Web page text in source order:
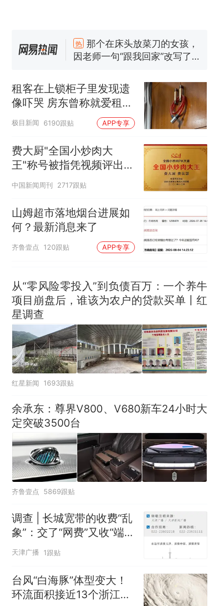
热
那个在床头放菜刀的女孩，
因老师一句“跟我回家”改写了
么？
费大厨“全国小炒肉大王”称
号，仅凭视频评出？中国烹饪
协会回应
男子上山采菌偶然发现鸡枞菌
140多朵
美国渔民钓获鲨鱼徒手将其拽
回大海 目击者直呼震惊 （视频
来源：参考消息）
笔试第一被第二名传话劝弃考
官方通报
因老师一句“跟我回家”改写了
人生
租客在上锁柜子里发现遗
像吓哭 房东曾称就爱租给
男生
极目新闻 6190跟贴 APP专享
费大厨"全国小炒肉大
王"称号被指凭视频评出
官方回应
中国新闻周刊 2717跟贴
山姆超市落地烟台进展如
何？最新消息来了
齐鲁壹点 120跟贴 APP专享
从“零风险零投入”到负债百万：一个养牛
项目崩盘后，谁该为农户的贷款买单丨红
星调查
红星新闻 1693跟贴
余承东：尊界V800、V680新车24小时大
定突破3500台
齐鲁壹点 5869跟贴
调查 | 长城宽带的收费“乱
象”：交了“网费”又收“端口
费”，退费没着落，使用期
可延长到2037年
天津广播 1跟贴
台风“白海豚”体型变大！
环流面积接近13个浙江那